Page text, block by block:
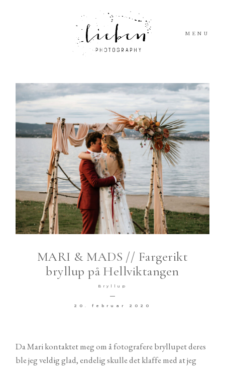
MENU
MARI & MADS // Fargerikt
bryllup på Hellviktangen
Bryllup
20. februar 2020
Da Mari kontaktet meg om å fotografere bryllupet deres
ble jeg veldig glad, endelig skulle det klaffe med at jeg
TJENESTER
BLOGG
INFO
ELOPEMENTS
KONTAKT
SHOP
FOTO